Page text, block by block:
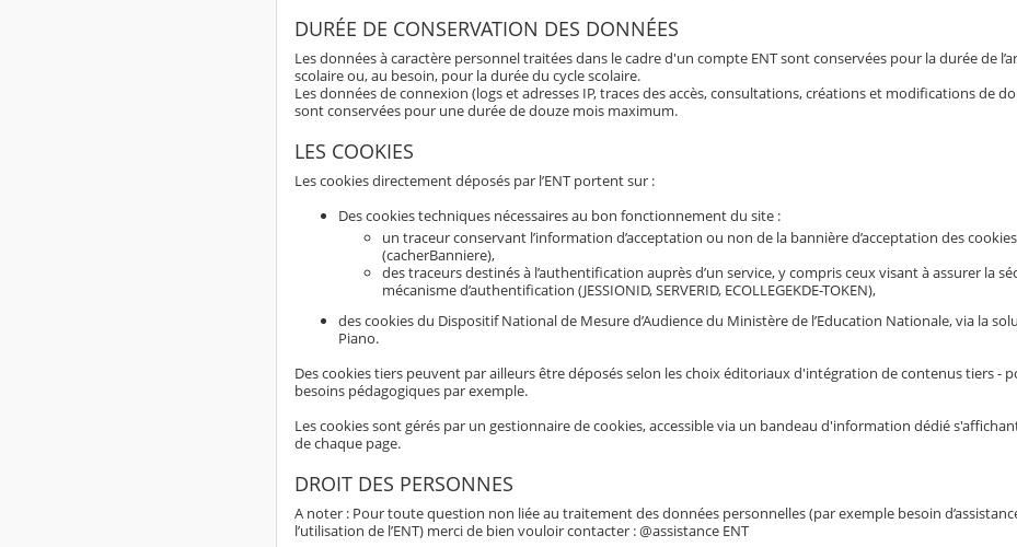
DURÉE DE CONSERVATION DES DONNÉES
Les données à caractère personnel traitées dans le cadre d'un compte ENT sont conservées pour la durée de
scolaire ou, au besoin, pour la durée du cycle scolaire.
Les données de connexion (logs et adresses IP, traces des accès, consultations, créations et modifications de
sont conservées pour une durée de douze mois maximum.
LES COOKIES
Les cookies directement déposés par l’ENT portent sur :
Des cookies techniques nécessaires au bon fonctionnement du site :
un traceur conservant l’information d’acceptation ou non de la bannière d’acceptation des cookies
(cacherBanniere),
des traceurs destinés à l’authentification auprès d’un service, y compris ceux visant à assurer la
mécanisme d’authentification (JESSIONID, SERVERID, ECOLLEGEKDE-TOKEN),
des cookies du Dispositif National de Mesure d’Audience du Ministère de l’Education Nationale, via la
Piano.
Des cookies tiers peuvent par ailleurs être déposés selon les choix éditoriaux d'intégration de contenus tiers -
besoins pédagogiques par exemple.
Les cookies sont gérés par un gestionnaire de cookies, accessible via un bandeau d'information dédié
de chaque page.
DROIT DES PERSONNES
A noter : Pour toute question non liée au traitement des données personnelles (par exemple besoin
l’utilisation de l’ENT) merci de bien vouloir contacter : @assistance ENT